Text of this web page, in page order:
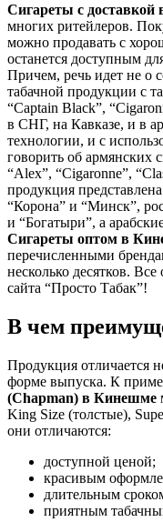
Сигареты с доставкой
многих ритейлеров.
можно продавать с
останется доступным
Причем, речь идет не о
табачной продукции с
“Captain Black”,
в СНГ, на Кавказе, и в
технологии, и с
говорить об армянских
“Alex”, “Cigaronne”,
продукция
“Корона” и “Минск”,
и “Богатыри”, а
Сигареты оптом в
перечисленными
несколько десятков.
сайта “Просто Табак”!
В чем
Продукция отличается
форме выпуска. К
(Chapman) в Кинешме
King Size (толстые),
они отличаются:
доступной ценой;
красивым
длительным
приятным